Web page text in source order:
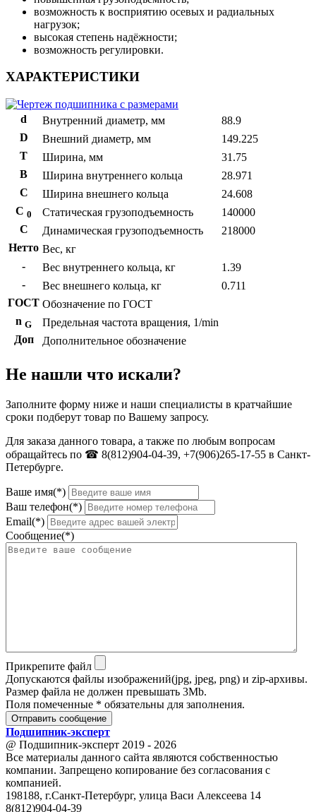
возможность к восприятию осевых и радиальных
нагрузок;
высокая степень надёжности;
возможность регулировки.
ХАРАКТЕРИСТИКИ
d Внутренний диаметр, мм
88.9
D
Внешний диаметр, мм
149.225
T
Ширина, мм
31.75
B
Ширина внутреннего кольца
28.971
С
Ширина внешнего кольца
24.608
С 0 Статическая грузоподъемность
140000
C
Динамическая грузоподъемность
218000
Нетто Вес, кг
-
Вес внутреннего кольца, кг
1.39
-
Вес внешнего кольца, кг
0.711
ГОСТ Обозначение по ГОСТ
n G
Предельная частота вращения, 1/min
Доп
Дополнительное обозначение
Не нашли что искали?
Заполните форму ниже и наши специалисты в кратчайшие
сроки подберут товар по Вашему запросу.
Для заказа данного товара, а также по любым вопросам
обращайтесь по ☎ 8(812)904-04-39, +7(906)265-17-55 в Санкт-
Петербурге.
Ваше имя(*)
Ваш телефон(*)
Email(*)
Сообщение(*)
Прикрепите файл
Допускаются файлы изображений(jpg, jpeg, png) и zip-архивы.
Размер файла не должен превышать 3Mb.
Поля помеченные * обязательны для заполнения.
Отправить сообщение
Подшипник-эксперт
@ Подшипник-эксперт 2019 - 2026
Все материалы данного сайта являются собственностью
компании. Запрещено копирование без согласования с
компанией.
198188, г.Санкт-Петербург, улица Васи Алексеева 14
8(812)904-04-39